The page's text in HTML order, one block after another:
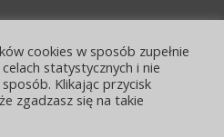
cookies w sposób zupełnie
statystycznych i nie
Klikając przycisk
zgadzasz się na takie